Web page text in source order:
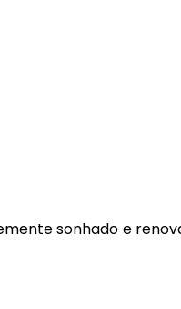
sonhado e